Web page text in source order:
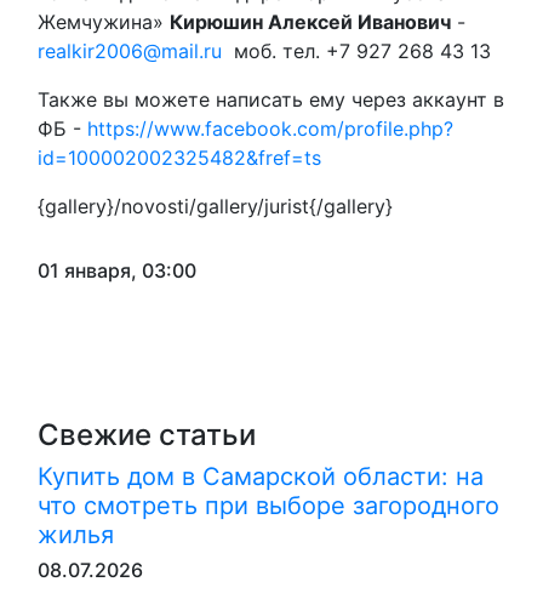
Жемчужина» Кирюшин Алексей Иванович -
realkir2006@mail.ru моб. тел. +7 927 268 43 13
Также вы можете написать ему через аккаунт в
ФБ - https://www.facebook.com/profile.php?
id=100002002325482&fref=ts
{gallery}/novosti/gallery/jurist{/gallery}
01 января, 03:00
Свежие статьи
Купить дом в Самарской области: на
что смотреть при выборе загородного
жилья
08.07.2026